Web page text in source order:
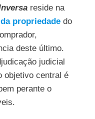
reside na
propriedadedo
deste último.
judicial
objetivo central é
perante o